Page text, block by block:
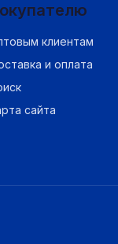
клиентам
и оплата
сайта